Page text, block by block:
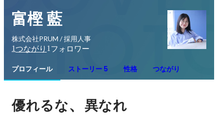
富樫 藍
株式会社PRUM / 採用人事
1つながり 1 フォロワー
プロフィール ストーリー 5 性格 つながり
優れるな、 異なれ